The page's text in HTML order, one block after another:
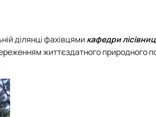
ділянці фахівцями кафедри
життєздатного природного